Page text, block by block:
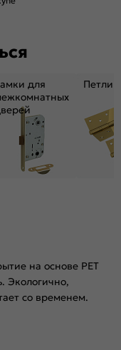
INVISIBLE
матовый хром
Гладкая, матовая
Нет
скрытые петли AGB)
для
Петли
на основе PET
Экологично,
со временем.
фрезеровка